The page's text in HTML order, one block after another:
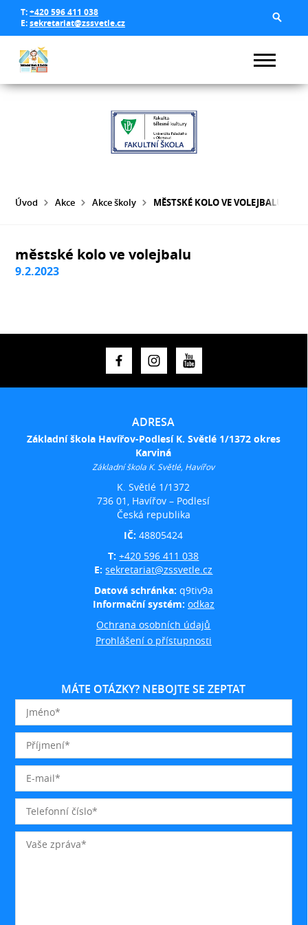
T:+420 596 411 038
E:sekretariat@zssvetle.cz
Úvod Akce Akce školy MĚSTSKÉ KOLO VE VOLEJBALU
městské kolo ve volejbalu
9.2.2023
ADRESA
Základní škola Havířov-Podlesí K. Světlé 1/1372 okres
Karviná
Základní škola K. Světlé, Havířov
K. Světlé 1/1372
736 01, Havířov – Podlesí
Česká republika
IČ:48805424
T:+420 596 411 038
E:sekretariat@zssvetle.cz
Datová schránka: q9tiv9a
Informační systém: odkaz
Ochrana osobních údajů
Prohlášení o přístupnosti
MÁTE OTÁZKY? NEBOJTE SE ZEPTAT